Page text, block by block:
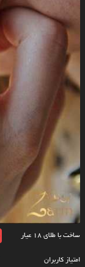
ساخت با طلای ۱۸ عیار
امتیاز کاربران